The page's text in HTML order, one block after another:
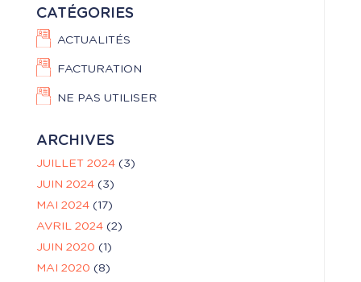
CATÉGORIES
ACTUALITÉS
FACTURATION
NE PAS UTILISER
ARCHIVES
JUILLET 2024(3)
JUIN 2024(3)
MAI 2024(17)
AVRIL 2024(2)
JUIN 2020 (1)
MAI 2020 (8)